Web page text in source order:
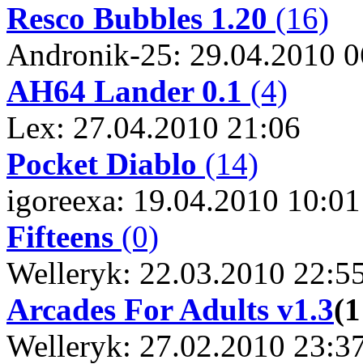
Resco Bubbles 1.20 (16)
Andronik-25: 29.04.2010
AH64 Lander 0.1 (4)
Lex: 27.04.2010 21:06
Pocket Diablo (14)
igoreexa: 19.04.2010 10:01
Fifteens (0)
Welleryk: 22.03.2010
Arcades For Adults v1.3
Welleryk: 27.02.2010